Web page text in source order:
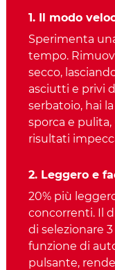
1. Il modo
Sperimenta
tempo.
secco,
asciutti e privi
serbatoio, hai
sporca e
risultati
2. Leggero e
20% più
concorrenti. Il
di selezionare
funzione di
pulsante,